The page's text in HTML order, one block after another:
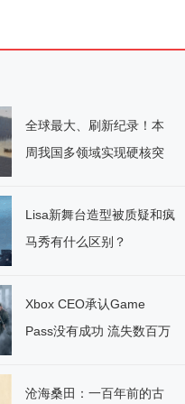
全球最大、刷新纪录！本
周我国多领域实现硬核突
Lisa新舞台造型被质疑和疯
马秀有什么区别？
Xbox CEO承认Game
Pass没有成功 流失数百万
沧海桑田：一百年前的古